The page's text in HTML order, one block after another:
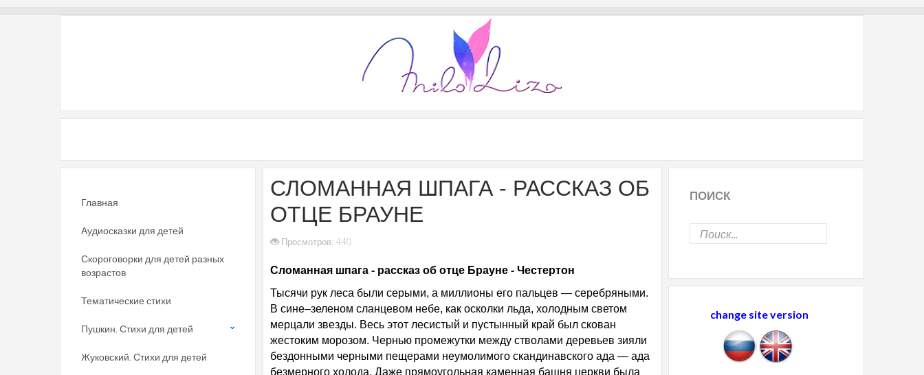
СЛОМАННАЯ ШПАГА - РАССКАЗ ОБ
ОТЦЕ БРАУНЕ
Просмотров: 440
Сломанная шпага - рассказ об отце Брауне - Честертон
Тысячи рук леса были серыми, а миллионы его пальцев — серебряными.
В сине–зеленом сланцевом небе, как осколки льда, холодным светом
мерцали звезды. Весь этот лесистый и пустынный край был скован
жестоким морозом. Чернью промежутки между стволами деревьев зияли
бездонными черными пещерами неумолимого скандинавского ада — ада
безмерного холода. Даже прямоугольная каменная башня церкви была
Главная
Аудиосказки для детей
Скороговорки для детей разных
возрастов
Тематические стихи
Пушкин. Стихи для детей
Жуковский. Стихи для детей
ПОИСК
change site version